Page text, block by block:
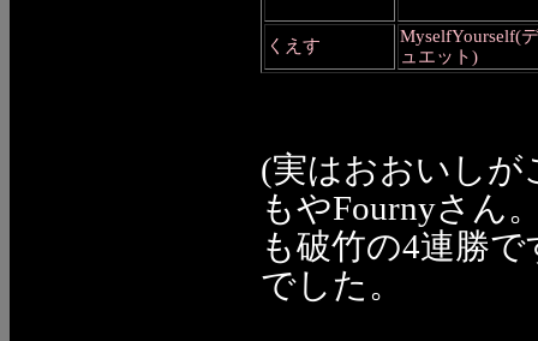
くえす
MyselfYourself(
ュエット)
(実はおおいしが
もやFournyさん
も破竹の4連勝
でした。